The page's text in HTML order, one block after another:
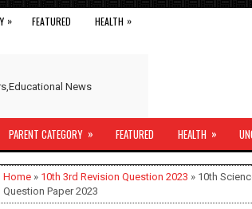
» FEATURED HEALTH »
News
PARENT CATEGORY » FEATURED HEALTH »
Home » 10th 3rd Revision Question 2023 » 10th
Question Paper 2023